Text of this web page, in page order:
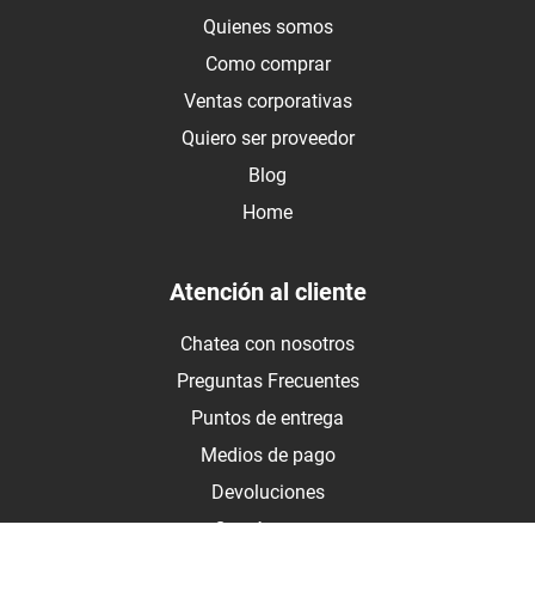
Quienes somos
Como comprar
Ventas corporativas
Quiero ser proveedor
Blog
Home
Atención al cliente
Chatea con nosotros
Preguntas Frecuentes
Puntos de entrega
Medios de pago
Devoluciones
Contáctanos